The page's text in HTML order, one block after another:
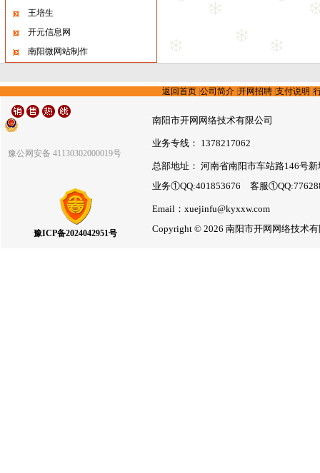
王培生
开元信息网
南阳微网站制作
返回首页 |公司简介 |开网招聘 |支付说明 |
豫公网安备 41130302000019号
豫ICP备2024042951号
南阳市开网网络技术有限公司
业务专线： 1378217062
总部地址： 河南省南阳市车站路146号
业务①QQ:401853676 客服
Email：xuejinfu@kyxxw.com
Copyright © 2026 南阳市开网网络技术